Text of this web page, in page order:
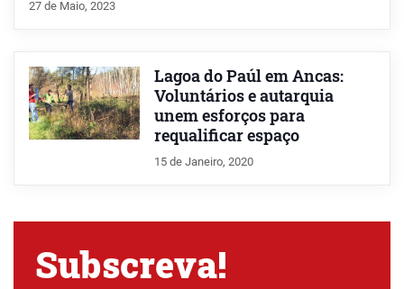
27 de Maio, 2023
Lagoa do Paúl em Ancas:
Voluntários e autarquia
unem esforços para
requalificar espaço
15 de Janeiro, 2020
Subscreva!